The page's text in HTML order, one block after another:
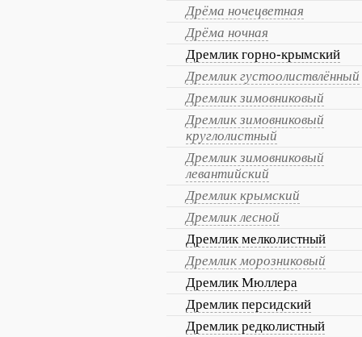
Дрёма ночецветная
Дрёма ночная
Дремлик горно-крымский
Дремлик густоолиствлённый
Дремлик зимовниковый
Дремлик зимовниковый
круглолистный
Дремлик зимовниковый
левантийский
Дремлик крымский
Дремлик лесной
Дремлик мелколистный
Дремлик морозниковый
Дремлик Мюллера
Дремлик персидский
Дремлик редколистный